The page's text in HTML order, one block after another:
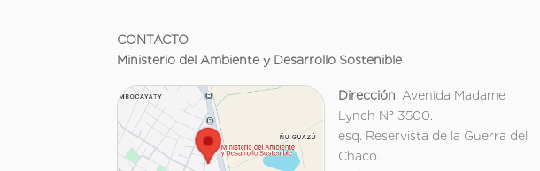
CONTACTO
Ministerio del Ambiente y Desarrollo Sostenible
Dirección: Avenida Madame
Lynch N° 3500.
esq. Reservista de la Guerra del
Chaco.